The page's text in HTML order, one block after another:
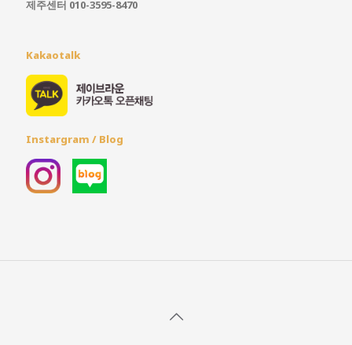
제주센터 010-3595-8470
Kakaotalk
Instargram / Blog